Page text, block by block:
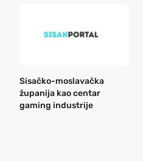
Sisačko-moslavačka
županija kao centar
gaming industrije